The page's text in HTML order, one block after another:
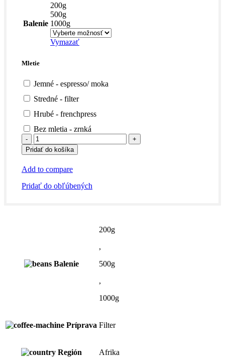
Balenie
200g
500g
1000g
Vymazať
Mletie
Jemné - espresso/ moka
Stredné - filter
Hrubé - frenchpress
Bez mletia - zrnká
množstvo
Keňa
Pridať do košíka
Add to compare
Pridať do obľúbených
Balenie
200g
,
500g
,
1000g
Príprava Filter
Región Afrika